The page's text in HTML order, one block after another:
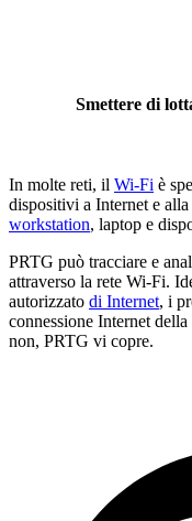
Smettere di
In molte reti, il Wi-Fi è
dispositivi a Internet e
workstation, laptop e
PRTG può tracciare e
attraverso la rete Wi-Fi.
autorizzato di Internet, i
connessione Internet
non, PRTG vi copre.